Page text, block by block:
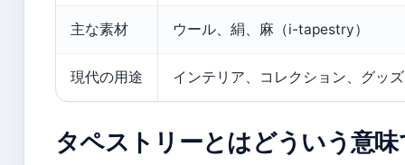
主な素材 ウール、絹、麻（i-tapestry）
現代の用途 インテリア、コレクション、グッ
タペストリーとはどういう意